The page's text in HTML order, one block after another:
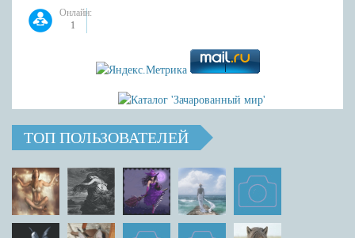
Онлайн:
1
ТОП ПОЛЬЗОВАТЕЛЕЙ